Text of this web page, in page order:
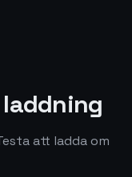
att ladda om